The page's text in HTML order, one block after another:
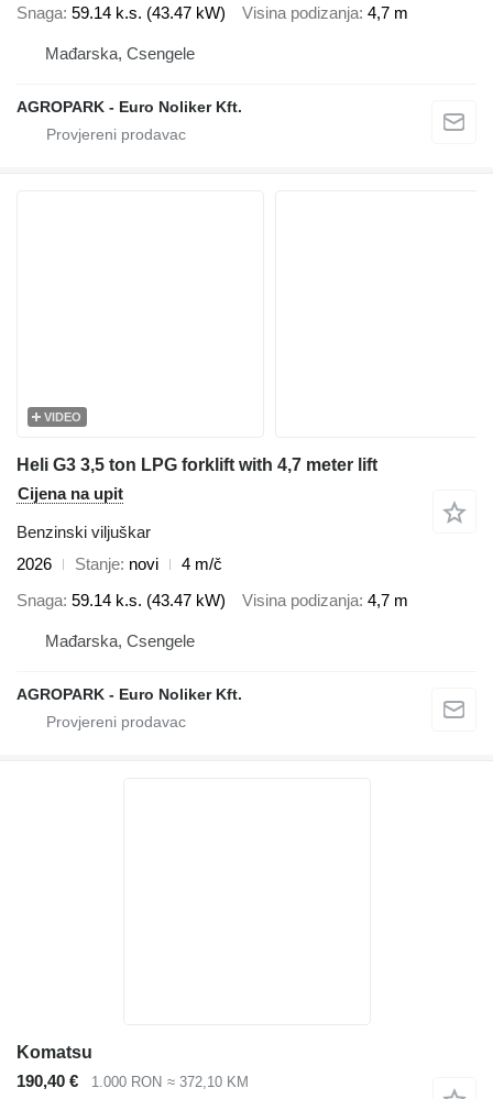
Snaga 59.14 k.s. (43.47 kW) Visina podizanja 4,7 m
Mađarska, Csengele
AGROPARK - Euro Noliker Kft.
VIDEO
Heli G3 3,5 ton LPG forklift with 4,7 meter lift
Cijena na upit
Benzinski viljuškar
2026
Stanje novi
4 m/č
Snaga 59.14 k.s. (43.47 kW) Visina podizanja 4,7 m
Mađarska, Csengele
AGROPARK - Euro Noliker Kft.
Komatsu
190,40 €
1.000 RON ≈ 372,10 KM